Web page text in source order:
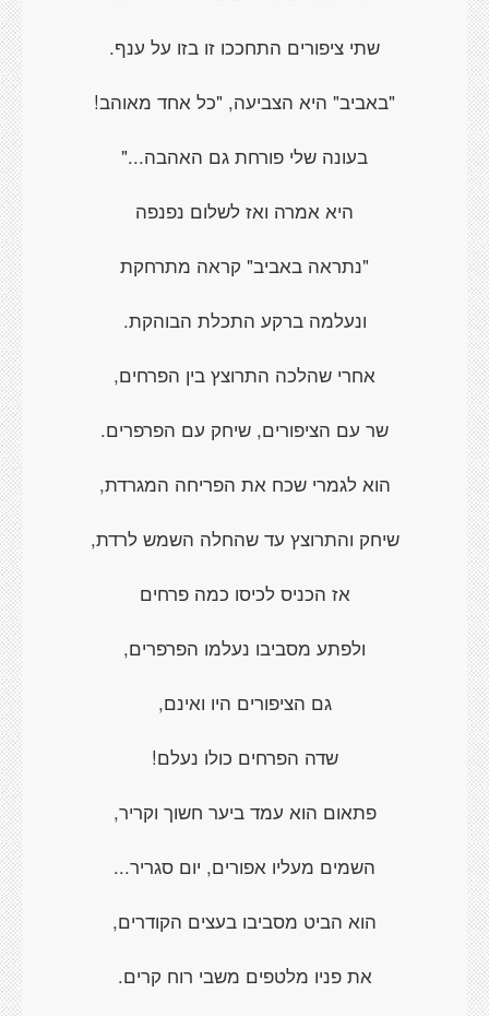
שתי ציפורים התחככו זו בזו על ענף.
"באביב" היא הצביעה, "כל אחד מאוהב!
בעונה שלי פורחת גם האהבה..."
היא אמרה ואז לשלום נפנפה
"נתראה באביב" קראה מתרחקת
ונעלמה ברקע התכלת הבוהקת.
אחרי שהלכה התרוצץ בין הפרחים,
שר עם הציפורים, שיחק עם הפרפרים.
הוא לגמרי שכח את הפריחה המגרדת,
שיחק והתרוצץ עד שהחלה השמש לרדת,
אז הכניס לכיסו כמה פרחים
ולפתע מסביבו נעלמו הפרפרים,
גם הציפורים היו ואינם,
שדה הפרחים כולו נעלם!
פתאום הוא עמד ביער חשוך וקריר,
השמים מעליו אפורים, יום סגריר...
הוא הביט מסביבו בעצים הקודרים,
את פניו מלטפים משבי רוח קרים.